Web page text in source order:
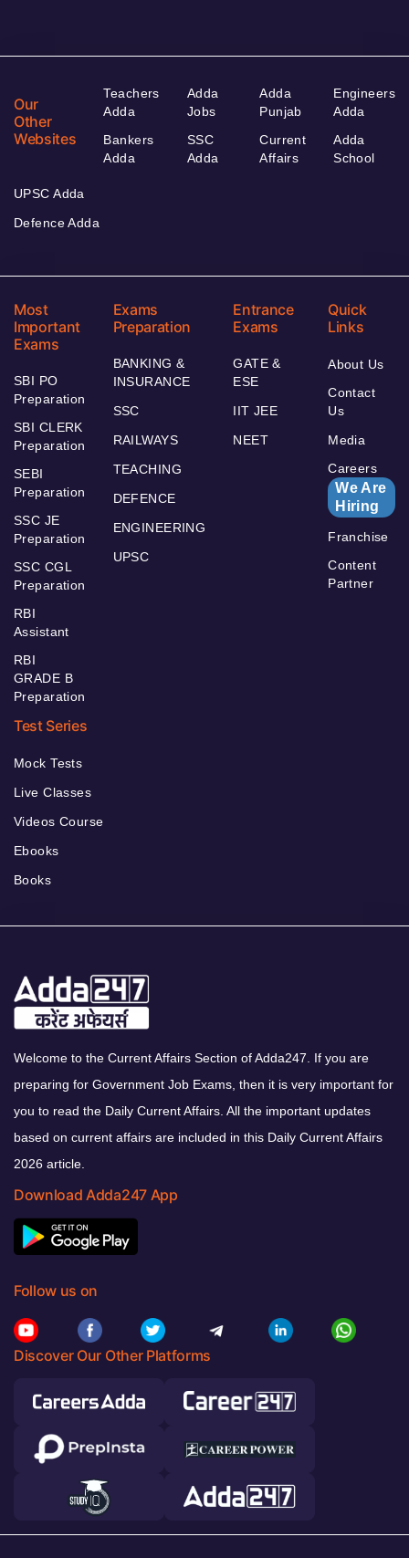
Our
Other
Websites
Teachers
Adda
Bankers
Adda
Adda
Jobs
SSC
Adda
Adda
Punjab
Current
Affairs
Engineers
Adda
Adda
School
UPSC Adda
Defence Adda
Most
Important
Exams
SBI PO
Preparation
SBI CLERK
Preparation
SEBI
Preparation
SSC JE
Preparation
SSC CGL
Preparation
RBI
Assistant
RBI
GRADE B
Preparation
Exams
Preparation
BANKING &
INSURANCE
SSC
RAILWAYS
TEACHING
DEFENCE
ENGINEERING
UPSC
Entrance
Exams
GATE &
ESE
IIT JEE
NEET
Quick
Links
About Us
Contact
Us
Media
Careers
We Are
Hiring
Franchise
Content
Partner
Test Series
Mock Tests
Live Classes
Videos Course
Ebooks
Books
Welcome to the Current Affairs Section of Adda247. If you are
preparing for Government Job Exams, then it is very important for
you to read the Daily Current Affairs. All the important updates
based on current affairs are included in this Daily Current Affairs
2026 article.
Download Adda247 App
Follow us on
Discover Our Other Platforms